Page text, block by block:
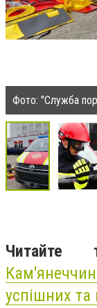
Фото: "Служба
Читайте
успішних та